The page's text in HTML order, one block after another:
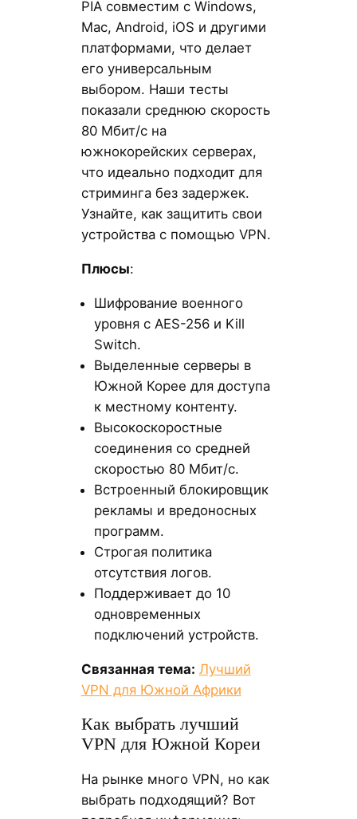
PIA совместим с Windows,
Mac, Android, iOS и другими
платформами, что делает
его универсальным
выбором. Наши тесты
показали среднюю скорость
80 Мбит/с на
южнокорейских серверах,
что идеально подходит для
стриминга без задержек.
Узнайте, как защитить свои
устройства с помощью VPN.
Плюсы:
Шифрование военного
уровня с AES-256 и Kill
Switch.
Выделенные серверы в
Южной Корее для доступа
к местному контенту.
Высокоскоростные
соединения со средней
скоростью 80 Мбит/с.
Встроенный блокировщик
рекламы и вредоносных
программ.
Строгая политика
отсутствия логов.
Поддерживает до 10
одновременных
подключений устройств.
Связанная тема: Лучший
VPN для Южной Африки
Как выбрать лучший
VPN для Южной Кореи
На рынке много VPN, но как
выбрать подходящий? Вот